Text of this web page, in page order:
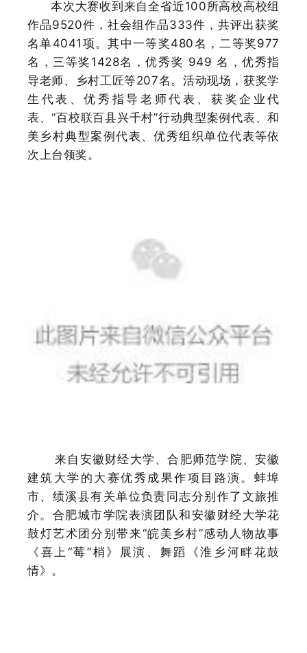
本次大赛收到来自全省近100所高校高校组
作品9520件，社会组作品333件，共评出获奖
名单4041项。其中一等奖480名，二等奖977
名，三等奖1428名，优秀奖 949 名，优秀指
导老师、乡村工匠等207名。活动现场，获奖学
生代表、优秀指导老师代表、获奖企业代
表、“百校联百县兴千村”行动典型案例代表、和
美乡村典型案例代表、优秀组织单位代表等依
次上台领奖。
来自安徽财经大学、合肥师范学院、安徽
建筑大学的大赛优秀成果作项目路演。蚌埠
市、绩溪县有关单位负责同志分别作了文旅推
介。合肥城市学院表演团队和安徽财经大学花
鼓灯艺术团分别带来“皖美乡村”感动人物故事
《 喜上 “莓”梢 》
展演、舞蹈《淮乡河畔花鼓
情》。